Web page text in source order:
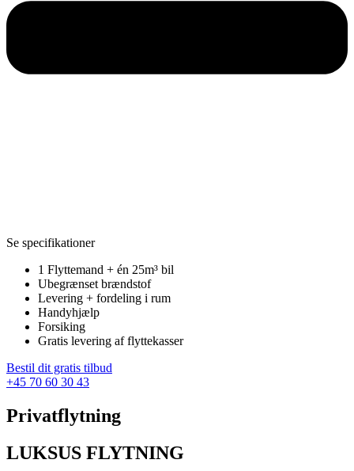
Se specifikationer
1 Flyttemand + én 25m³ bil
Ubegrænset brændstof
Levering + fordeling i rum
Handyhjælp
Forsiking
Gratis levering af flyttekasser
Bestil dit gratis tilbud
+45 70 60 30 43
Privatflytning
LUKSUS FLYTNING